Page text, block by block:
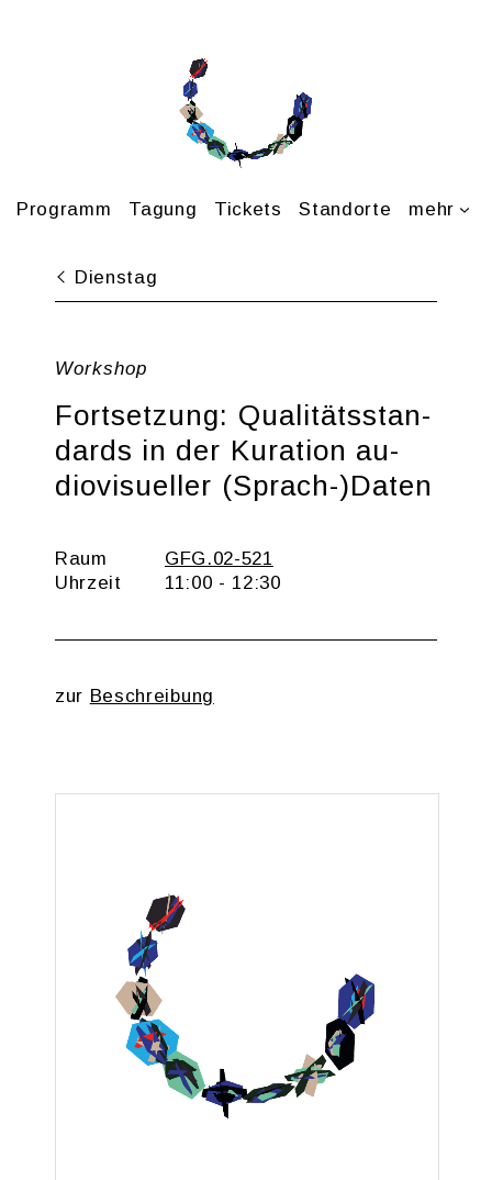
Pro­gramm Ta­gung Ti­ckets Stand­or­te mehr
Diens­tag
Work­shop
Fort­set­zung: Qua­li­täts­stan­
dards in der Ku­ra­ti­on au­
dio­vi­su­el­ler (Sprach-)Daten
Raum
GFG.02-521
Uhr­zeit
11:00 - 12:30
zur Be­schrei­bung